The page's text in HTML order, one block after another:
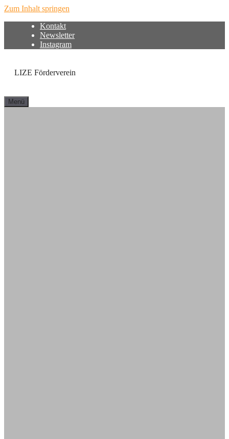
Zum Inhalt springen
Kontakt
Newsletter
Instagram
LIZE Förderverein
Menü